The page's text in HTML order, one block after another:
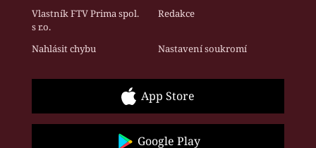
Vlastník FTV Prima spol.
s r.o.
Redakce
Nahlásit chybu Nastavení soukromí
App Store
Google Play